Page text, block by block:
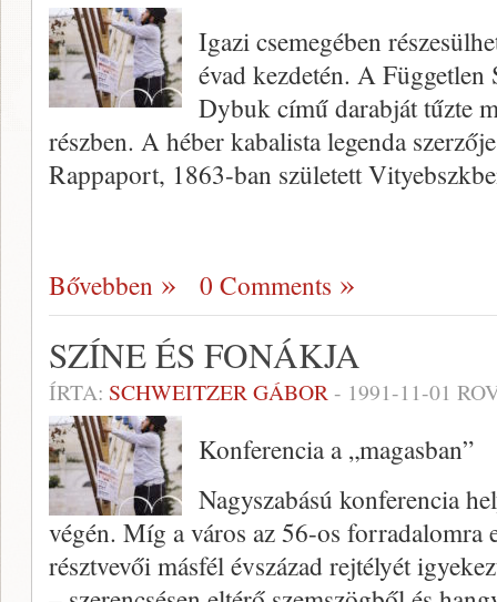
Igazi csemegében
évad kezdetén. A
Dybuk című darabját tűzte
részben. A héber kabalista legenda
Rappaport, 1863-ban született
Bővebben 0 Comments
SZÍNE ÉS FONÁKJA
ÍRTA: SCHWEITZER GÁBOR- 1991-11-01
Konferencia a „magasban”
Nagyszabású konferencia
végén. Míg a város az 56-os forradalomra
résztvevői másfél évszázad rejtélyét